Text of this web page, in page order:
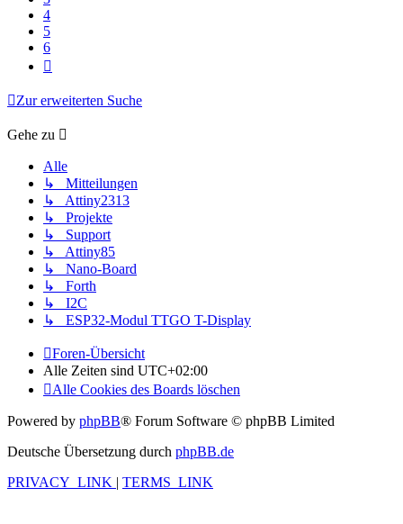
4
5
6
Zur erweiterten Suche
Gehe zu
Alle
↳ Mitteilungen
↳ Attiny2313
↳ Projekte
↳ Support
↳ Attiny85
↳ Nano-Board
↳ Forth
↳ I2C
↳ ESP32-Modul TTGO T-Display
Foren-Übersicht
Alle Zeiten sind UTC+02:00
Alle Cookies des Boards löschen
Powered by phpBB® Forum Software © phpBB Limited
Deutsche Übersetzung durch phpBB.de
PRIVACY_LINK
TERMS_LINK